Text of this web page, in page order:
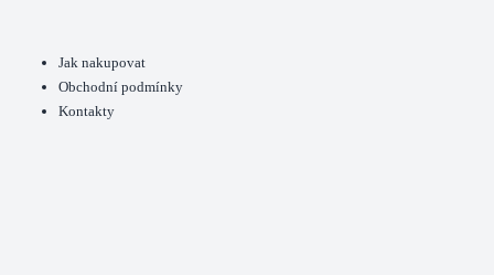
Jak nakupovat
Obchodní podmínky
Kontakty